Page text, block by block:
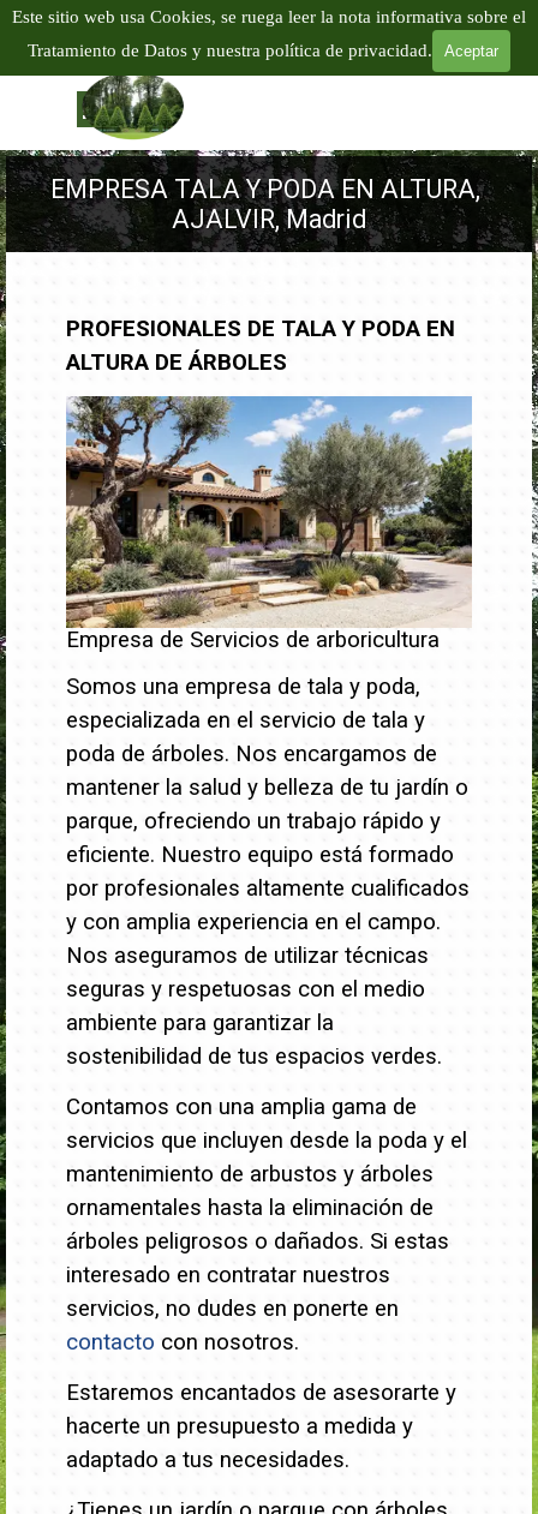
Este sitio web usa Cookies, se ruega leer la nota informativa sobre el
Tratamiento de Datos y nuestra política de privacidad.
Aceptar
Vaya al Contenido
EMPRESA PODA Y TALA EN ALTURA
TALA Y PODA DE ÁRBOLES EN ALTURA
Tel:601 904
866
Saltar menú
EMPRESA TALA Y PODA EN ALTURA,
AJALVIR, Madrid
PROFESIONALES DE TALA Y PODA EN
ALTURA DE ÁRBOLES
Empresa de Servicios de arboricultura
Somos una empresa de tala y poda,
especializada en el servicio de tala y
poda de árboles. Nos encargamos de
mantener la salud y belleza de tu jardín o
parque, ofreciendo un trabajo rápido y
eficiente. Nuestro equipo está formado
por profesionales altamente cualificados
y con amplia experiencia en el campo.
Nos aseguramos de utilizar técnicas
seguras y respetuosas con el medio
ambiente para garantizar la
sostenibilidad de tus espacios verdes.
Contamos con una amplia gama de
servicios que incluyen desde la poda y el
mantenimiento de arbustos y árboles
ornamentales hasta la eliminación de
árboles peligrosos o dañados. Si estas
interesado en contratar nuestros
servicios, no dudes en ponerte en
contacto con nosotros.
Estaremos encantados de asesorarte y
hacerte un presupuesto a medida y
adaptado a tus necesidades.